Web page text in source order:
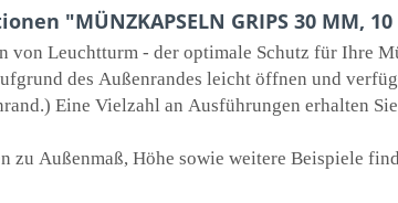
"MÜNZKAPSELN GRIPS 30 MM, 10
von Leuchtturm - der optimale Schutz für Ihre
des Außenrandes leicht öffnen und
Eine Vielzahl an Ausführungen erhalten
zu Außenmaß, Höhe sowie weitere Beispiele